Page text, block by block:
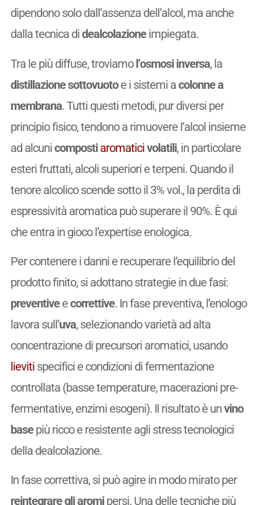
dipendono solo dall’assenza dell’alcol, ma anche
dalla tecnica didealcolazioneimpiegata.
Tra le più diffuse, troviamol’osmosi inversa, la
distillazione sottovuotoe i sistemi acolonne a
membrana. Tutti questi metodi, pur diversi per
principio fisico, tendono a rimuovere l’alcol insieme
ad alcunicompostiaromaticivolatili, in particolare
esteri fruttati, alcoli superiori e terpeni. Quando il
tenore alcolico scende sotto il 3% vol., la perdita di
espressività aromatica può superare il 90%. È qui
che entra in gioco l’expertise enologica.
Per contenere i danni e recuperare l’equilibrio del
prodotto finito, si adottano strategie in due fasi:
preventiveecorrettive. In fase preventiva, l’enologo
lavora sull’uva, selezionando varietà ad alta
concentrazione di precursori aromatici, usando
lievitispecifici e condizioni di fermentazione
controllata (basse temperature, macerazioni pre-
fermentative, enzimi esogeni). Il risultato è unvino
basepiù ricco e resistente agli stress tecnologici
della dealcolazione.
In fase correttiva, si può agire in modo mirato per
reintegrare gli aromipersi. Una delle tecniche più